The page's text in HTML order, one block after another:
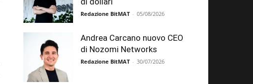
Redazione BitMAT - 05/08/2026
Andrea Carcano nuovo CEO
di Nozomi Networks
Redazione BitMAT - 30/07/2026